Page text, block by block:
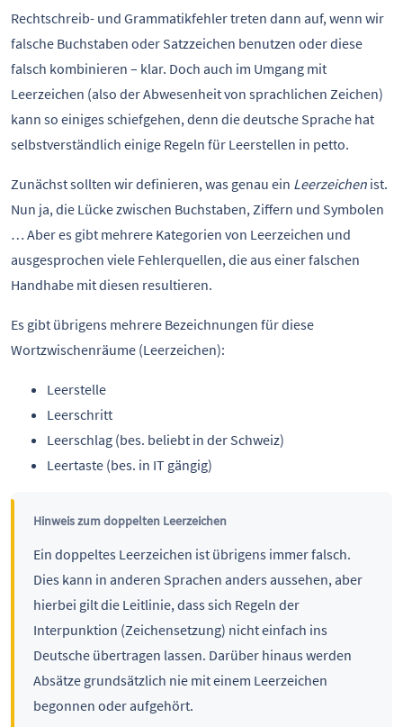
Rechtschreib- und Grammatikfehler treten dann auf, wenn wir
falsche Buchstaben oder Satzzeichen benutzen oder diese
falsch kombinieren – klar. Doch auch im Umgang mit
Leerzeichen (also der Abwesenheit von sprachlichen Zeichen)
kann so einiges schiefgehen, denn die deutsche Sprache hat
selbstverständlich einige Regeln für Leerstellen in petto.
Zunächst sollten wir definieren, was genau ein Leerzeichen ist.
Nun ja, die Lücke zwischen Buchstaben, Ziffern und Symbolen
… Aber es gibt mehrere Kategorien von Leerzeichen und
ausgesprochen viele Fehlerquellen, die aus einer falschen
Handhabe mit diesen resultieren.
Es gibt übrigens mehrere Bezeichnungen für diese
Wortzwischenräume (Leerzeichen):
Leerstelle
Leerschritt
Leerschlag (bes. beliebt in der Schweiz)
Leertaste (bes. in IT gängig)
Hinweis zum doppelten Leerzeichen
Ein doppeltes Leerzeichen ist übrigens immer falsch.
Dies kann in anderen Sprachen anders aussehen, aber
hierbei gilt die Leitlinie, dass sich Regeln der
Interpunktion (Zeichensetzung) nicht einfach ins
Deutsche übertragen lassen. Darüber hinaus werden
Absätze grundsätzlich nie mit einem Leerzeichen
begonnen oder aufgehört.